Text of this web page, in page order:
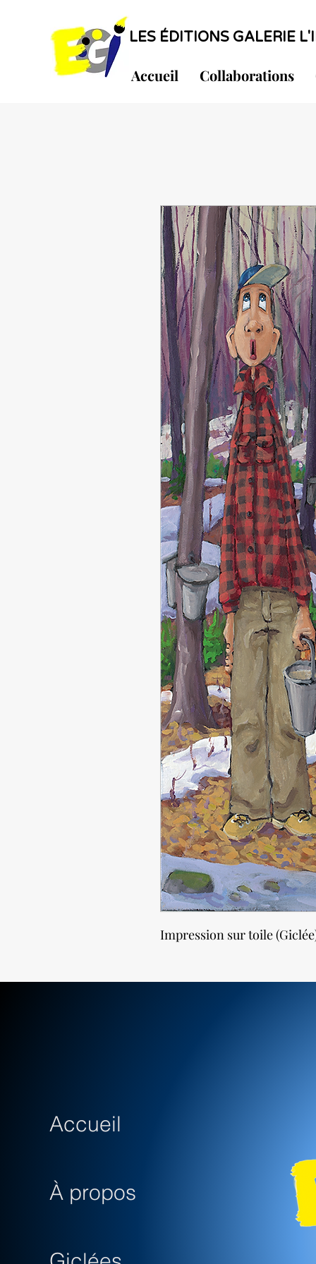
LES ÉDITIONS GALERIE
Accueil Collaborations
Impression sur toile
Accueil
À propos